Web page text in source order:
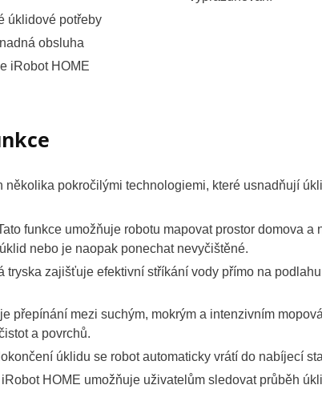
úklidové potřeby
obsluha
iRobot HOME
několika pokročilými technologiemi, které usnadňují
funkce umožňuje robotu mapovat prostor domova a
nebo je naopak ponechat nevyčištěné.
tryska zajišťuje efektivní stříkání vody přímo na
přepínání mezi suchým, mokrým a intenzivním
a povrchů.
úklidu se robot automaticky vrátí do nabíjecí
HOME umožňuje uživatelům sledovat průběh